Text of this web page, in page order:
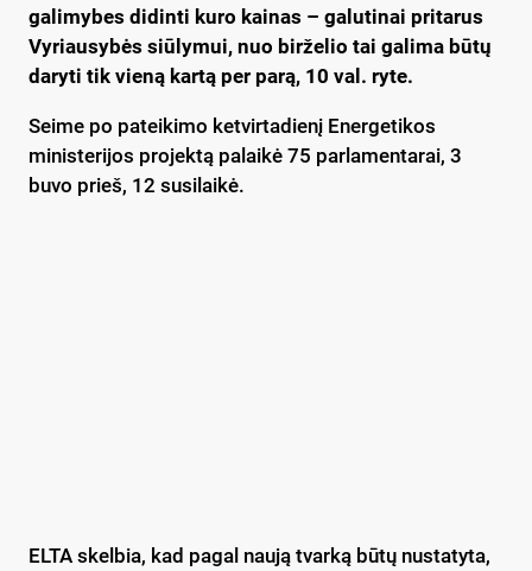
galimybes didinti kuro kainas – galutinai pritarus
Vyriausybės siūlymui, nuo birželio tai galima būtų
daryti tik vieną kartą per parą, 10 val. ryte.
Seime po pateikimo ketvirtadienį Energetikos
ministerijos projektą palaikė 75 parlamentarai, 3
buvo prieš, 12 susilaikė.
ELTA skelbia, kad pagal naują tvarką būtų nustatyta,